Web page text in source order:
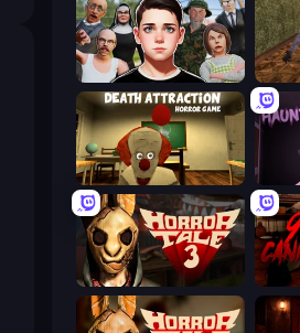
Schoolboy Escape: Runaway
Death Attraction: Horror Game
911: